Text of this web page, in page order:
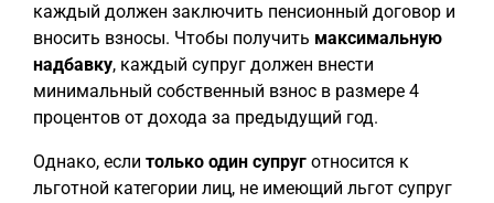
каждый должен заключить пенсионный договор и
вносить взносы. Чтобы получить максимальную
надбавку, каждый супруг должен внести
минимальный собственный взнос в размере 4
процентов от дохода за предыдущий год.
Однако, если только один супруг относится к
льготной категории лиц, не имеющий льгот супруг